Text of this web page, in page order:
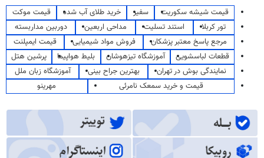
قیمت شیشه سکوریت سفیر خرید طلای آب شده
قیمت موکت
تور کربلا
استند تسلیت مداحی اربعین
دوربین مداربسته
مرجع پاسخ معتبر پزشکان
فروش مواد شیمیایی
قیمت ایمپلنت
قطعات لباسشویی
آموزشگاه تیزهوشان بلیط هواپیما
پرشین هتل
نمایندگی بوش در تهران
بهترین جراح بینی
آموزشگاه زبان ملل
قیمت و خرید سمعک نامرئی
مهرینو